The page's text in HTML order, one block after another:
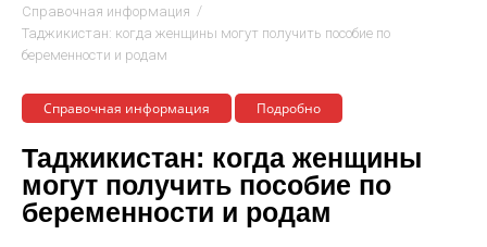
Cправочная информация /
Таджикистан: когда женщины могут получить пособие по
беременности и родам
Cправочная информация Подробно
Таджикистан: когда женщины
могут получить пособие по
беременности и родам